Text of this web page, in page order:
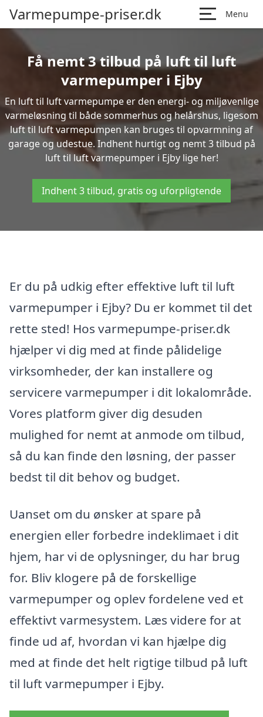
Varmepumpe-priser.dk Menu
Få nemt 3 tilbud på luft til luft
varmepumper i Ejby
En luft til luft varmepumpe er den energi- og miljøvenlige
varmeløsning til både sommerhus og helårshus, ligesom
luft til luft varmepumpen kan bruges til opvarmning af
garage og udestue. Indhent hurtigt og nemt 3 tilbud på
luft til luft varmepumper i Ejby lige her!
Indhent 3 tilbud, gratis og uforpligtende
Er du på udkig efter effektive luft til luft
varmepumper i Ejby? Du er kommet til det
rette sted! Hos varmepumpe-priser.dk
hjælper vi dig med at finde pålidelige
virksomheder, der kan installere og
servicere varmepumper i dit lokalområde.
Vores platform giver dig desuden
mulighed for nemt at anmode om tilbud,
så du kan finde den løsning, der passer
bedst til dit behov og budget.
Uanset om du ønsker at spare på
energien eller forbedre indeklimaet i dit
hjem, har vi de oplysninger, du har brug
for. Bliv klogere på de forskellige
varmepumper og oplev fordelene ved et
effektivt varmesystem. Læs videre for at
finde ud af, hvordan vi kan hjælpe dig
med at finde det helt rigtige tilbud på luft
til luft varmepumper i Ejby.